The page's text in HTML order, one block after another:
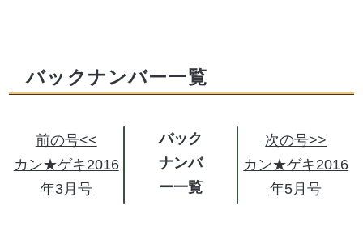
バックナンバー一覧
前の号<<
カン★ゲキ2016
年3月号
バック
ナンバ
ー
次の号>>
カン★ゲキ2016
年5月号